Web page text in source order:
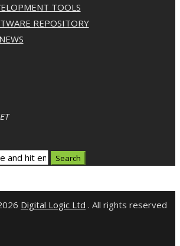
TOOLS
REPOSITORY
Digital Logic Ltd . All rights reserved